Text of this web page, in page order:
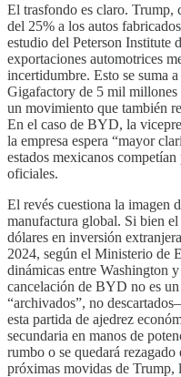
El trasfondo es claro. Trump,
del 25% a los autos
estudio del Peterson Institute
exportaciones automotrices
incertidumbre. Esto se suma
Gigafactory de 5 mil
un movimiento que también
En el caso de BYD, la
la empresa espera “mayor
estados mexicanos
oficiales.
El revés cuestiona la imagen
manufactura global. Si bien
dólares en inversión
2024, según el Ministerio de
dinámicas entre Washington
cancelación de BYD no es
“archivados”, no
esta partida de ajedrez
secundaria en manos de
rumbo o se quedará
próximas movidas de Trump,